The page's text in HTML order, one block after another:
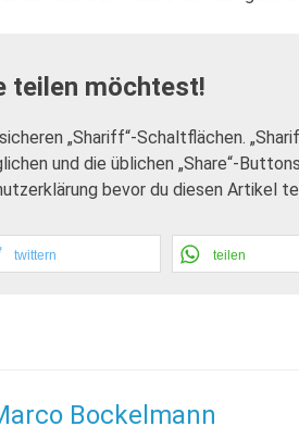
teilen möchtest!
„Shariff“-Schaltflächen.
und die üblichen „Share“-
bevor du diesen Artikel
twittern teilen
Bockelmann